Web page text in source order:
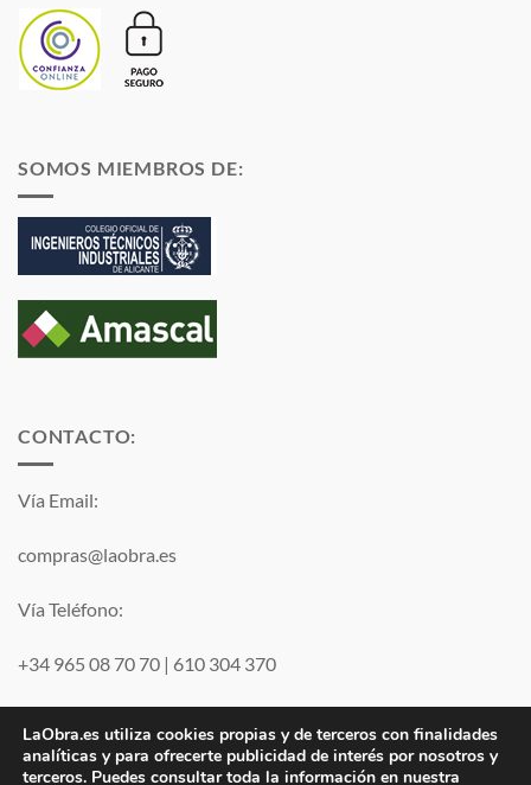
SOMOS MIEMBROS DE:
CONTACTO:
Vía Email:
compras@laobra.es
Vía Teléfono:
+34 965 08 70 70 | 610 304 370
LaObra.es utiliza cookies propias y de terceros con finalidades
analíticas y para ofrecerte publicidad de interés por nosotros y
terceros. Puedes consultar toda la información en nuestra